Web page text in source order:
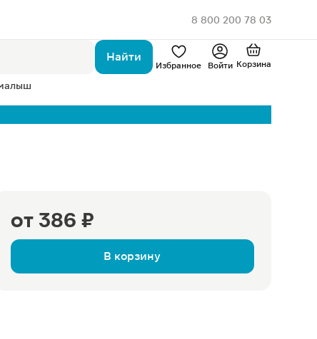
8 800 200 78 03
Найти
Избранное Войти Корзина
от 386 ₽
В корзину